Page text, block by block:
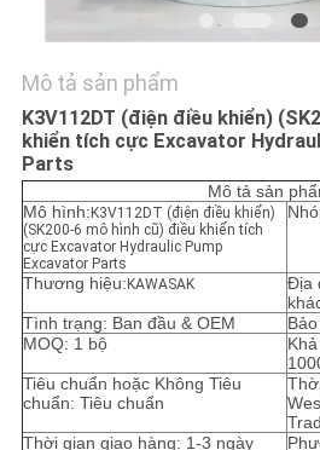
TẤT
CẢ
CÁC
TRƯỜNG
HỢP
YÊU
CẦU
BÁO
GIÁ
Mô tả sản phẩm
K3V112DT (điện điều khiển)
khiển tích cực Excavator
Parts
Mô tả sản
Mô hình: K3V112DT (điện điều khiển)
(SK200-6 mô hình cũ) điều khiển tích
cực Excavator Hydraulic Pump
Excavator Parts
Thương hiệu: KAWASAK
Địa
Tình trạng: Ban đầu & OEM
MOQ: 1 bộ
Tiêu chuẩn hoặc Không Tiêu
chuẩn: Tiêu chuẩn
Thời gian giao hàng: 1-3 ngày